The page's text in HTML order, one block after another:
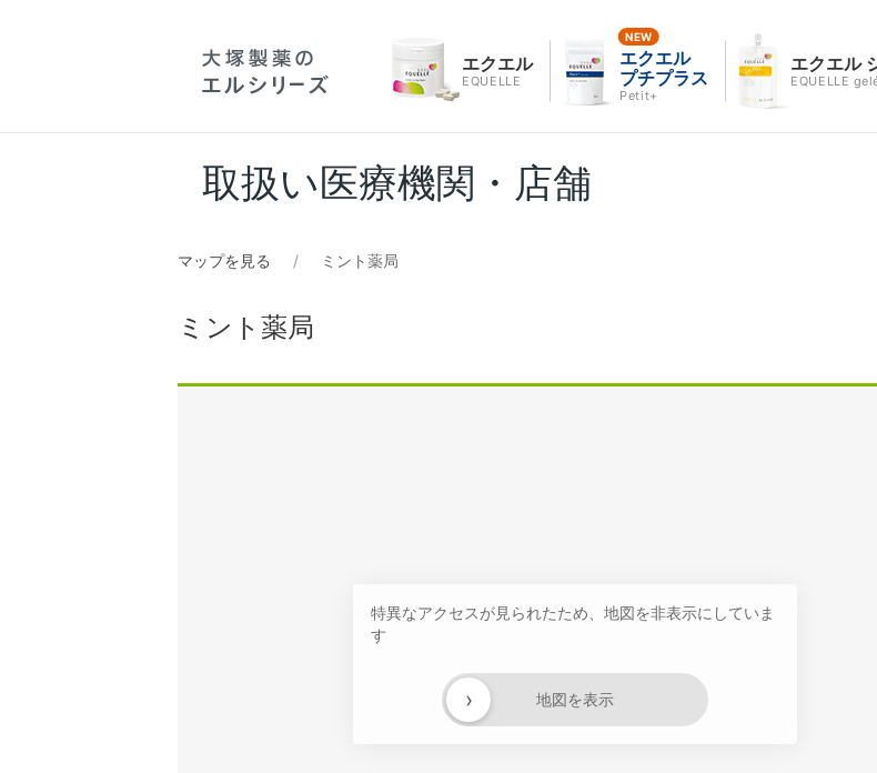
エクエル
EQUELLE
エクエル
プチプラス
Petit+
エクエル
EQUELLE
取扱い医療機関・店舗
マップを見る ミント薬局
ミント薬局
特異なアクセスが見られたため、地図を非表示にしていま
す
地図を表示
›